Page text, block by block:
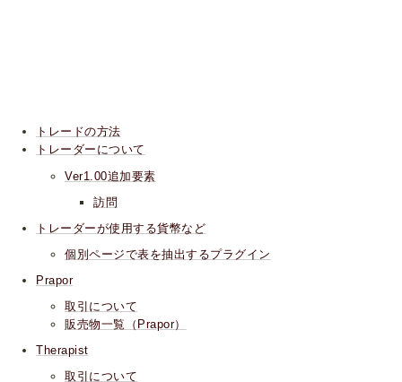
トレードの方法
トレーダーについて
Ver1.00追加要素
訪問
トレーダーが使用する貨幣など
個別ページで表を抽出するプラグイン
Prapor
取引について
販売物一覧（Prapor）
Therapist
取引について